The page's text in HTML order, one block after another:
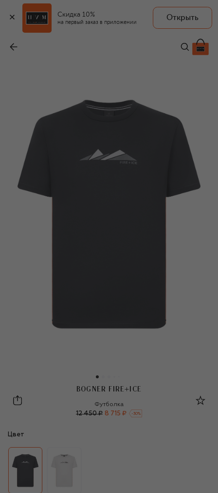
Скидка 10%
на первый заказ в приложении
Открыть
BOGNER FIRE+ICE
BOGNER FIRE+ICE
Bogner Fire+Ice
Футболка
12 450 ₽ 8 715 ₽ -30%
Цвет